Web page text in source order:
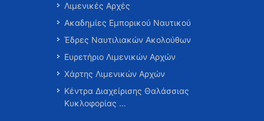
Λιμενικές Αρχές
Ακαδημίες Εμπορικού Ναυτικού
Έδρες Ναυτιλιακών Ακολούθων
Ευρετήριο Λιμενικών Αρχών
Χάρτης Λιμενικών Αρχών
Κέντρα Διαχείρισης Θαλάσσιας
Κυκλοφορίας …